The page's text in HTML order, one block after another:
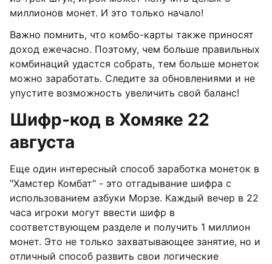
миллионов монет. И это только начало!
Важно помнить, что комбо-карты также приносят
доход ежечасно. Поэтому, чем больше правильных
комбинаций удастся собрать, тем больше монеток
можно заработать. Следите за обновлениями и не
упустите возможность увеличить свой баланс!
Шифр-код в Хомяке 22
августа
Еще один интересный способ заработка монеток в
"Хамстер Комбат" - это отгадывание шифра с
использованием азбуки Морзе. Каждый вечер в 22
часа игроки могут ввести шифр в
соответствующем разделе и получить 1 миллион
монет. Это не только захватывающее занятие, но и
отличный способ развить свои логические